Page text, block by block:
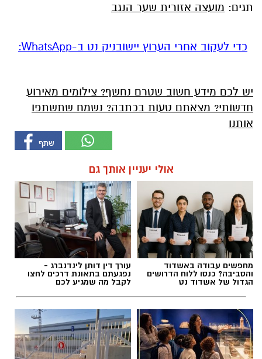
תגים: מועצה אזורית שער הנגב
‏כדי לעקוב אחרי הערוץ יישובניק נט ב-WhatsApp:‏‏‏
יש לכם מידע חשוב שטרם נחשף? צילומים מאירוע
חדשותי? מצאתם טעות בכתבה? נשמח שתשתפו
אותנו
אולי יעניין אותך גם
מחפשים עבודה באשדוד
והסביבה? כנסו ללוח הדרושים
הגדול של אשדוד נט
עורך דין דותן לינדנברג -
נפגעתם בתאונת דרכים לחצו
לקבל מה שמגיע לכם